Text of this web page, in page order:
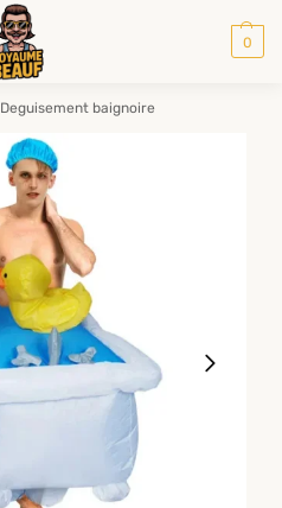
0
Deguisement baignoire